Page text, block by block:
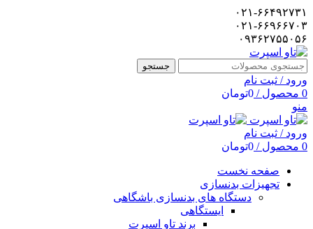
۰۲۱-۶۶۴۹۲۷۳۱
۰۲۱-۶۶۹۶۶۷۰۳
۰۹۳۶۲۷۵۵۰۵۶
جستجو
ورود / ثبت نام
0 محصول / تومان0
منو
ورود / ثبت نام
0 محصول / تومان0
صفحه نخست
تجهیزات بدنسازی
دستگاه های بدنسازی باشگاهی
ایستگاهی
برند تاو اسپرت